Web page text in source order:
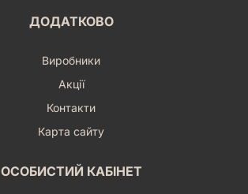
ДОДАТКОВО
Виробники
Акції
Контакти
Карта сайту
ОСОБИСТИЙ КАБІНЕТ